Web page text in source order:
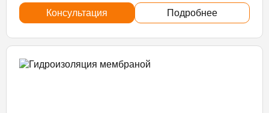
Консультация Подробнее